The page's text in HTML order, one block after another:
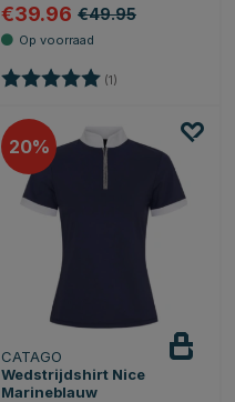
€39.96 €49.95
Beoordeling: (1)
20
CATAGO
Wedstrijdshirt Nice
Marineblauw